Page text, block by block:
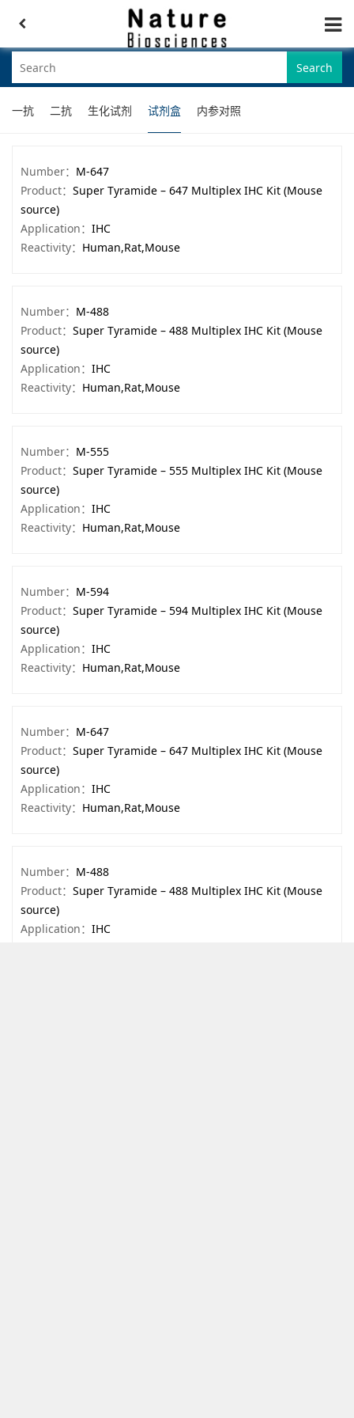
Search
一抗 二抗 生化试剂 试剂盒 内参对照
Number： M-647
Product： Super Tyramide – 647 Multiplex IHC Kit (Mouse
source)
Application： IHC
Reactivity： Human,Rat,Mouse
Number： M-488
Product： Super Tyramide – 488 Multiplex IHC Kit (Mouse
source)
Application： IHC
Reactivity： Human,Rat,Mouse
Number： M-555
Product： Super Tyramide – 555 Multiplex IHC Kit (Mouse
source)
Application： IHC
Reactivity： Human,Rat,Mouse
Number： M-594
Product： Super Tyramide – 594 Multiplex IHC Kit (Mouse
source)
Application： IHC
Reactivity： Human,Rat,Mouse
Number： M-647
Product： Super Tyramide – 647 Multiplex IHC Kit (Mouse
source)
Application： IHC
Reactivity： Human,Rat,Mouse
Number： M-488
Product： Super Tyramide – 488 Multiplex IHC Kit (Mouse
source)
Application： IHC